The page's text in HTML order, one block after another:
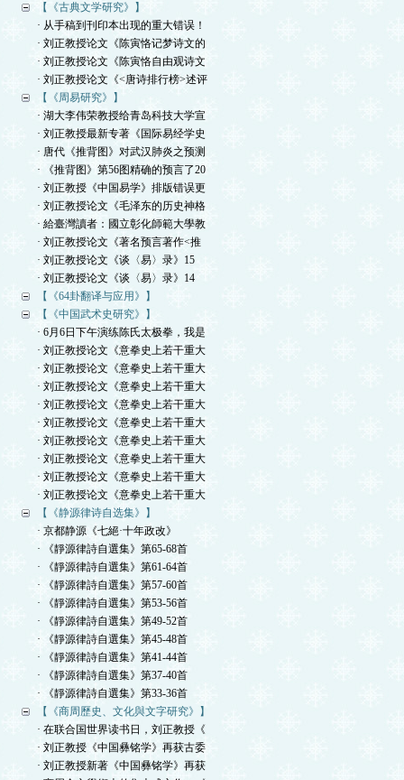
【《古典文学研究》】
· 从手稿到刊印本出现的重大错误！
· 刘正教授论文《陈寅恪记梦诗文的
· 刘正教授论文《陈寅恪自由观诗文
· 刘正教授论文《<唐诗排行榜>述评
【《周易研究》】
· 湖大李伟荣教授给青岛科技大学宣
· 刘正教授最新专著《国际易经学史
· 唐代《推背图》对武汉肺炎之预测
· 《推背图》第56图精确的预言了20
· 刘正教授《中国易学》排版错误更
· 刘正教授论文《毛泽东的历史神格
· 給臺灣讀者：國立彰化師範大學教
· 刘正教授论文《著名预言著作<推
· 刘正教授论文《谈〈易〉录》15
· 刘正教授论文《谈〈易〉录》14
【《64卦翻译与应用》】
【《中国武术史研究》】
· 6月6日下午演练陈氏太极拳，我是
· 刘正教授论文《意拳史上若干重大
· 刘正教授论文《意拳史上若干重大
· 刘正教授论文《意拳史上若干重大
· 刘正教授论文《意拳史上若干重大
· 刘正教授论文《意拳史上若干重大
· 刘正教授论文《意拳史上若干重大
· 刘正教授论文《意拳史上若干重大
· 刘正教授论文《意拳史上若干重大
· 刘正教授论文《意拳史上若干重大
【《静源律诗自选集》】
· 京都静源《七絕·十年政改》
· 《靜源律詩自選集》第65-68首
· 《靜源律詩自選集》第61-64首
· 《靜源律詩自選集》第57-60首
· 《靜源律詩自選集》第53-56首
· 《靜源律詩自選集》第49-52首
· 《靜源律詩自選集》第45-48首
· 《靜源律詩自選集》第41-44首
· 《靜源律詩自選集》第37-40首
· 《靜源律詩自選集》第33-36首
【《商周歷史、文化與文字研究》】
· 在联合国世界读书日，刘正教授《
· 刘正教授《中国彝铭学》再获古委
· 刘正教授新著《中国彝铭学》再获